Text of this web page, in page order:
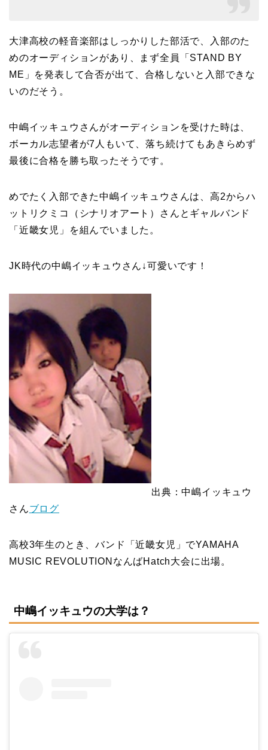
大津高校の軽音楽部はしっかりした部活で、入部のた
めのオーディションがあり、まず全員「STAND BY
ME」を発表して合否が出て、合格しないと入部できな
いのだそう。
中嶋イッキュウさんがオーディションを受けた時は、
ボーカル志望者が7人もいて、落ち続けてもあきらめず
最後に合格を勝ち取ったそうです。
めでたく入部できた中嶋イッキュウさんは、高2からハ
ットリクミコ（シナリオアート）さんとギャルバンド
「近畿女児」を組んでいました。
JK時代の中嶋イッキュウさん↓可愛いです！
出典：中嶋イッキュウ
さんブログ
高校3年生のとき、バンド「近畿女児」でYAMAHA
MUSIC REVOLUTIONなんばHatch大会に出場。
中嶋イッキュウの大学は？